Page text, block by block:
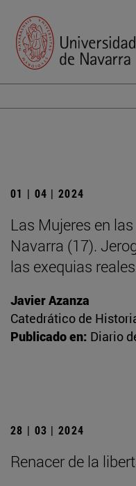
01 | 04 | 2024
Las Mujeres en
Navarra (17).
las exequias
Javier Azanza
Catedrático de
Publicado en: Diario
28 | 03 | 2024
Renacer de la